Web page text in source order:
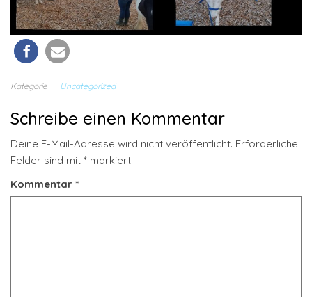
Kategorie Uncategorized
Schreibe einen Kommentar
Deine E-Mail-Adresse wird nicht veröffentlicht. Erforderliche
Felder sind mit * markiert
Kommentar *